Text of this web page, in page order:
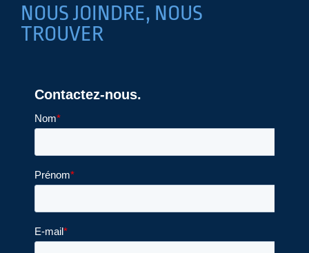
NOUS JOINDRE, NOUS
TROUVER